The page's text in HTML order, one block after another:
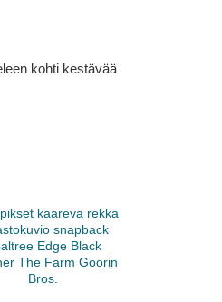
kohti kestävää